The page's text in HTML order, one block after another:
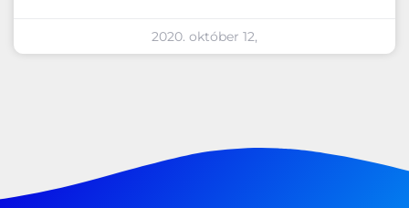
2020. október 12,